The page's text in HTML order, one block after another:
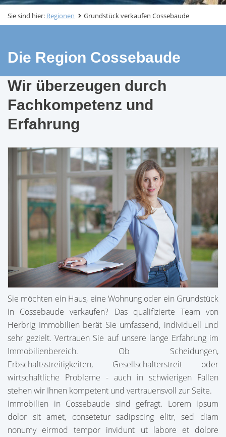
Sie sind hier: Regionen Grundstück verkaufen Cossebaude
Die Region Cossebaude
Wir überzeugen durch
Fachkompetenz und
Erfahrung
Sie möchten ein Haus, eine Wohnung oder ein Grundstück
in Cossebaude verkaufen? Das qualifizierte Team von
Herbrig Immobilien berät Sie umfassend, individuell und
sehr gezielt. Vertrauen Sie auf unsere lange Erfahrung im
Immobilienbereich. Ob Scheidungen,
Erbschaftsstreitigkeiten, Gesellschafterstreit oder
wirtschaftliche Probleme - auch in schwierigen Fällen
stehen wir Ihnen kompetent und vertrauensvoll zur Seite.
Immobilien in Cossebaude sind gefragt. Lorem ipsum
dolor sit amet, consetetur sadipscing elitr, sed diam
nonumy eirmod tempor invidunt ut labore et dolore